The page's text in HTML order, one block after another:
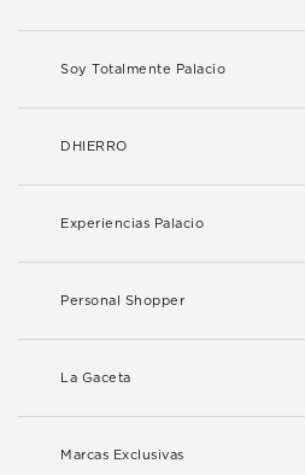
Soy Totalmente Palacio
DHIERRO
Experiencias Palacio
Personal Shopper
La Gaceta
Marcas Exclusivas